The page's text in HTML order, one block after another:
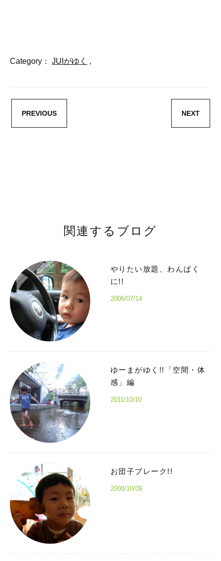
Category： JUIがゆく ,
PREVIOUS NEXT
関連するブログ
やりたい放題、わんぱく
に!!
2006/07/14
ゆーまがゆく!!「空間・体
感」編
2011/10/10
お団子ブレーク!!
2008/10/09